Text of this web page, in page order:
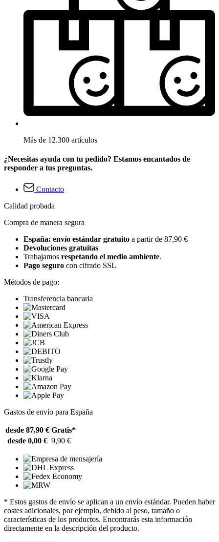
Más de 12.300 artículos
¿Necesitas ayuda con tu pedido? Estamos encantados de
responder a tus preguntas.
Contacto
Calidad probada
Compra de manera segura
España: envío estándar gratuito a partir de 87,90 €
Devoluciones gratuitas
Trabajamos respetando el medio ambiente.
Pago seguro con cifrado SSL
Métodos de pago:
Transferencia bancaria
Gastos de envío para España
desde 87,90 € Gratis*
desde 0,00 € 9,90 €
* Estos gastos de envío se aplican a un envío estándar. Pueden haber
costes adicionales, por ejemplo, debido al peso, tamaño o
características de los productos. Encontrarás esta información
directamente en la descripción del producto.